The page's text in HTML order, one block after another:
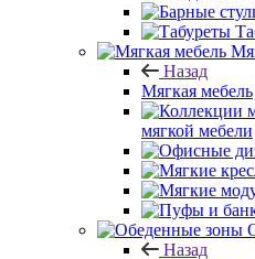
Назад
Мягкая мебель
мягкой мебели
Назад